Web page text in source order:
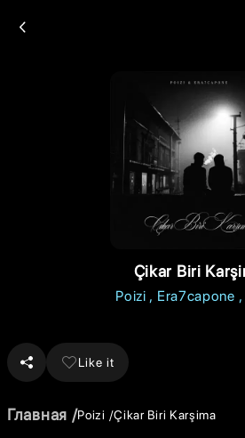
Çikar Biri
Poizi Era7capone
Like it
Главная Poizi Çikar Biri Karşima